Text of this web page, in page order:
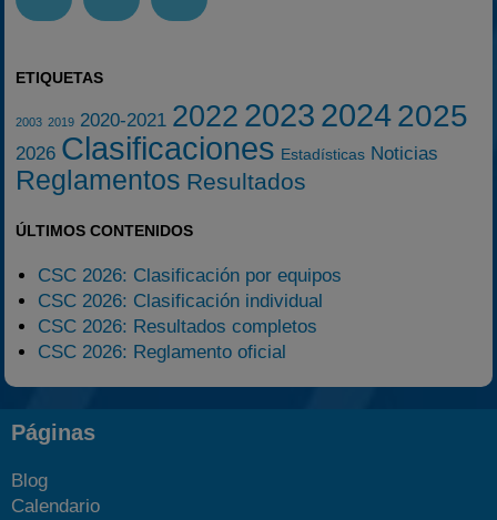
ETIQUETAS
2003 2019 2020-2021 2022 2023 20242025
2026 Clasificaciones Estadísticas Noticias
Reglamentos Resultados
ÚLTIMOS CONTENIDOS
CSC 2026: Clasificación por equipos
CSC 2026: Clasificación individual
CSC 2026: Resultados completos
CSC 2026: Reglamento oficial
Páginas
Blog
Calendario